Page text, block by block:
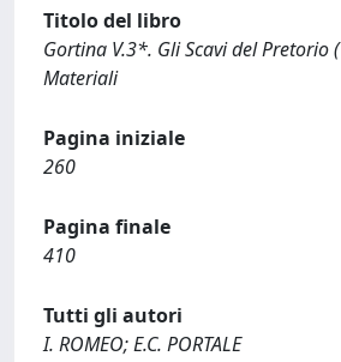
Titolo del libro
Gortina V.3*. Gli Scavi del Pretorio
Materiali
Pagina iniziale
260
Pagina finale
410
Tutti gli autori
I. ROMEO; E.C. PORTALE